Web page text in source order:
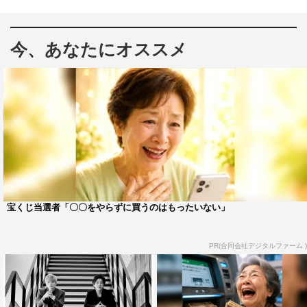
アーティスト：ユナク&ソンジェ from 超新星
発売日：2017年8月30日（水）
タイトル：2ndミニアルバム「タイトル未定」
商品形態：
Type-A
（CD+DVD）3,000円（税込）
Type-B
（CD+32Pブックレット）2,500円（税込）
Type-C
CD共通 全6曲収録
DVD：Music Video、Off Shot Video
今、あなたにオススメ
宝くじ当選者「〇〇をやらずに買うのはもったいない」
PR(合同会社デジタルファーム )